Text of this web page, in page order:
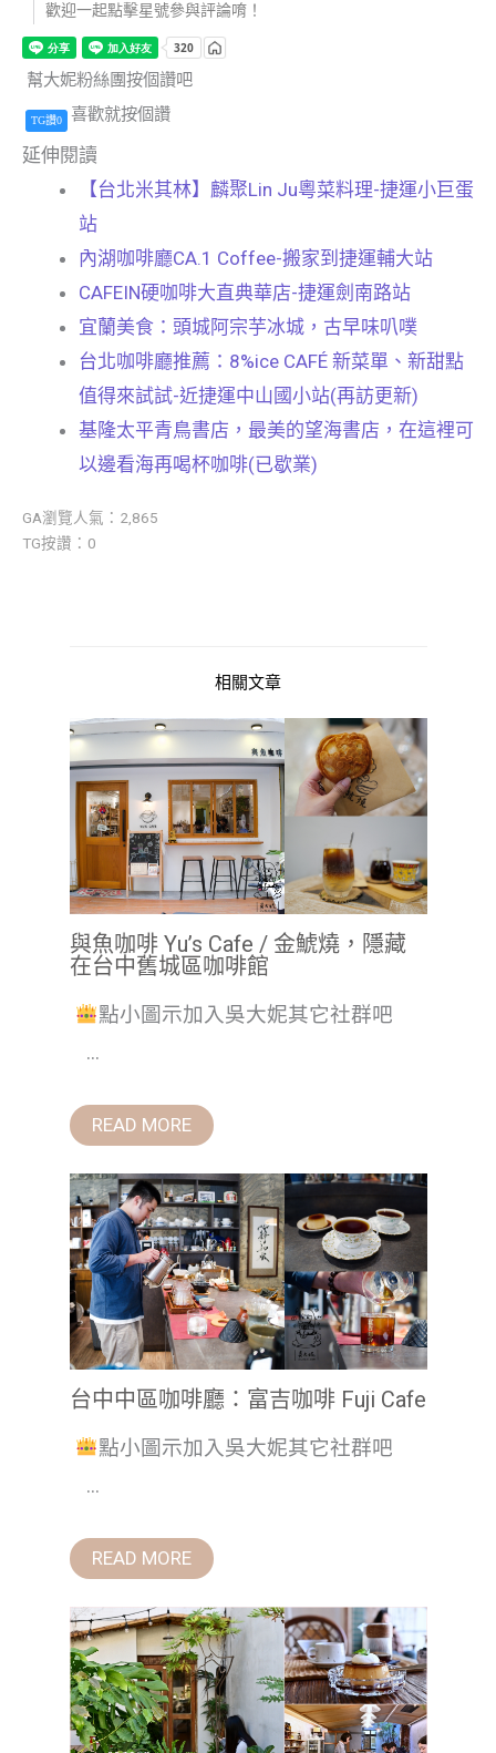
歡迎一起點擊星號參與評論唷！
幫大妮粉絲團按個讚吧
TG讚0 喜歡就按個讚
延伸閱讀
【台北米其林】麟聚Lin Ju粵菜料理-捷運小巨蛋
站
內湖咖啡廳CA.1 Coffee-搬家到捷運輔大站
CAFEIN硬咖啡大直典華店-捷運劍南路站
宜蘭美食：頭城阿宗芋冰城，古早味叭噗
台北咖啡廳推薦：8%ice CAFÉ 新菜單、新甜點
值得來試試-近捷運中山國小站(再訪更新)
基隆太平青鳥書店，最美的望海書店，在這裡可
以邊看海再喝杯咖啡(已歇業)
GA瀏覽人氣：2,865
TG按讚：0
相關文章
與魚咖啡 Yu’s Cafe / 金鯱燒，隱藏
在台中舊城區咖啡館
點小圖示加入吳大妮其它社群吧
...
READ MORE
台中中區咖啡廳：富吉咖啡 Fuji Cafe
點小圖示加入吳大妮其它社群吧
...
READ MORE